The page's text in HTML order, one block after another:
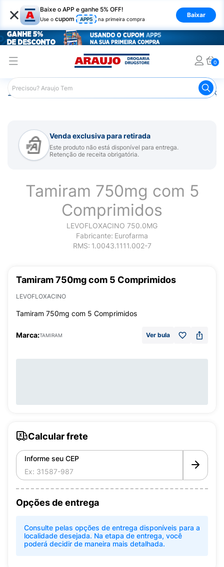
× Baixe o APP e ganhe 5% OFF!
Use o cupom APP5 na primeira compra
Baixar
0
Araujo Medicamentos Remédios para Alergias e
Venda exclusiva para retirada
Este produto não está disponível para entrega.
Retenção de receita obrigatória.
Tamiram 750mg com 5
Comprimidos
LEVOFLOXACINO 750.0MG
Fabricante: Eurofarma
RMS: 1.0043.1111.002-7
Tamiram 750mg com 5 Comprimidos
LEVOFLOXACINO
Tamiram 750mg com 5 Comprimidos
Marca:TAMIRAM Ver bula
Calcular frete
Informe seu CEP
Opções de entrega
Consulte pelas opções de entrega disponíveis para a
localidade desejada. Na etapa de entrega, você
poderá decidir de maneira mais detalhada.